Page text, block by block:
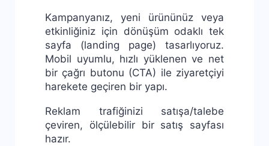
Kampanyanız, yeni ürününüz veya
etkinliğiniz için dönüşüm odaklı tek
sayfa (landing page) tasarlıyoruz.
Mobil uyumlu, hızlı yüklenen ve net
bir çağrı butonu (CTA) ile ziyaretçiyi
harekete geçiren bir yapı.
Reklam trafiğinizi satışa/talebe
çeviren, ölçülebilir bir satış sayfası
hazır.